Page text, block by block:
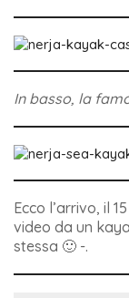
In basso, la
Ecco l’arrivo, il
video da un
stessa 🙂 -.